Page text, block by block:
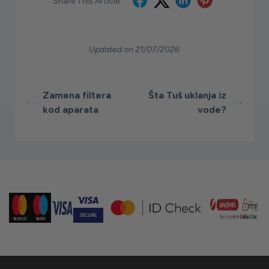
Updated on 21/07/2026
Zamena filtera
kod aparata
Šta Tuš uklanja iz
vode?